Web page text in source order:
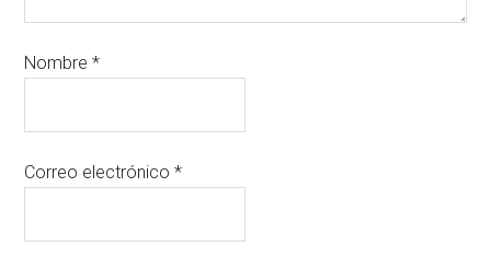
Nombre*
Correo electrónico*